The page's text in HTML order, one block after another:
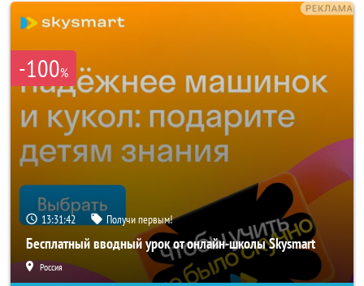
-100%
13:31:40 Получи первым!
Бесплатный вводный урок от онлайн-школы Skysmart
Россия